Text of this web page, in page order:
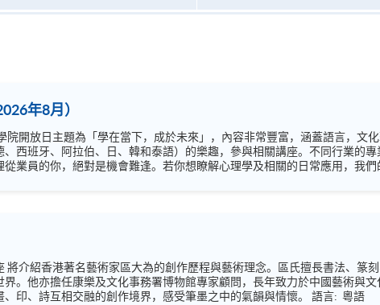
年8月）
西班牙、阿拉伯、日、韓和泰語）的樂趣，參與相關講座。不同行業的
你，絕對是機會難逢。若你想瞭解心理學及相關的日常應用，我們的講座更是首選之列
將介紹香港著名藝術家區大為的創作歷程與藝術理念。區氏擅長書法、篆
。他亦擔任康樂及文化事務署博物館專家顧問，長年致力於中國藝術與
區大為的藝術天地，欣賞其書、畫、印、詩互相交融的創作境界，感受筆墨之中的氣韻與情懷。 語言: 粵語